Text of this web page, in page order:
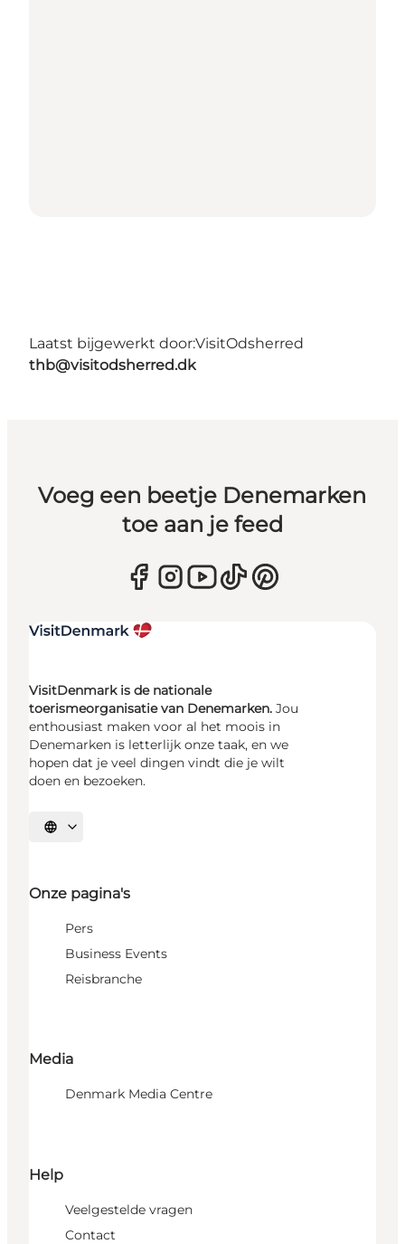
Laatst bijgewerkt door:VisitOdsherred
thb@visitodsherred.dk
Voeg een beetje Denemarken
toe aan je feed
VisitDenmark is de nationale
toerismeorganisatie van Denemarken. Jou
enthousiast maken voor al het moois in
Denemarken is letterlijk onze taak, en we
hopen dat je veel dingen vindt die je wilt
doen en bezoeken.
Selecteer taal
Onze pagina's
Pers
Business Events
Reisbranche
Media
Denmark Media Centre
Help
Veelgestelde vragen
Contact